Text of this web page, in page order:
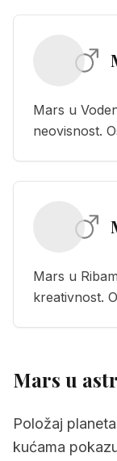
Mars u
neovisnost.
Mars u
kreativnost.
Mars u
Položaj
kućama